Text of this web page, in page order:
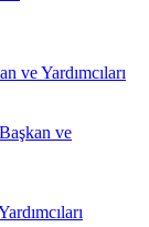
ve Yardımcıları
ve